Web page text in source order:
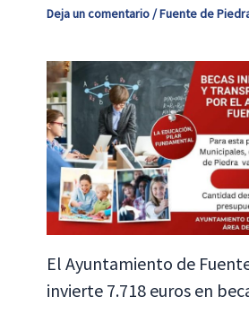
Deja un comentario /Fuente de
El Ayuntamiento de
invierte 7.718 euros en